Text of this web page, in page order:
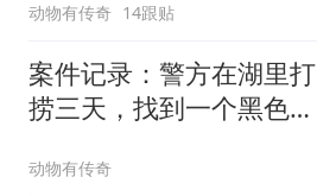
动物有传奇 14跟贴
案件记录：警方在湖里打
捞三天，找到一个黑色行
动物有传奇